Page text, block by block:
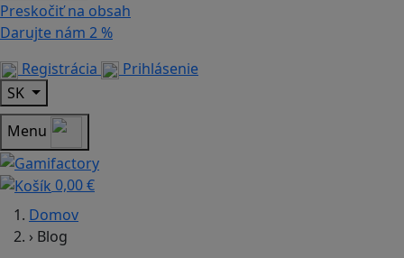
Preskočiť na obsah
Darujte nám 2 %
Registrácia
Prihlásenie
SK
Menu
0,00 €
Domov
› Blog